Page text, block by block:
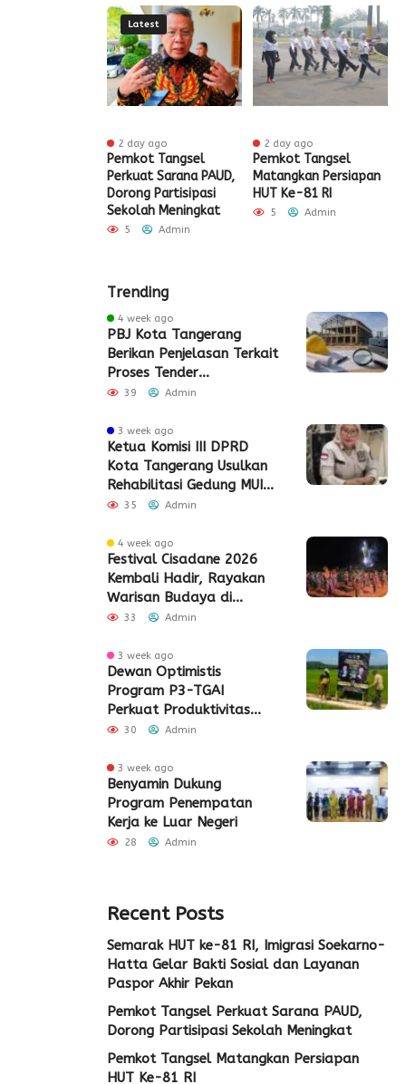
Latest
2 day ago
Pemkot Tangsel
Perkuat Sarana PAUD,
Dorong Partisipasi
Sekolah Meningkat
5 Admin
2 day ago
Pemkot Tangsel
Matangkan Persiapan
HUT Ke-81 RI
5 Admin
Trending
4 week ago
PBJ Kota Tangerang
Berikan Penjelasan Terkait
Proses Tender
Pembangunan Eks Pabrik
39 Admin
3 week ago
Ketua Komisi III DPRD
Kota Tangerang Usulkan
Rehabilitasi Gedung MUI
Periuk
35 Admin
4 week ago
Festival Cisadane 2026
Kembali Hadir, Rayakan
Warisan Budaya di
Jantung Kota Tangerang
33 Admin
3 week ago
Dewan Optimistis
Program P3-TGAI
Perkuat Produktivitas
Pertanian di Lebak
30 Admin
3 week ago
Benyamin Dukung
Program Penempatan
Kerja ke Luar Negeri
28 Admin
Recent Posts
Semarak HUT ke-81 RI, Imigrasi Soekarno-
Hatta Gelar Bakti Sosial dan Layanan
Paspor Akhir Pekan
Pemkot Tangsel Perkuat Sarana PAUD,
Dorong Partisipasi Sekolah Meningkat
Pemkot Tangsel Matangkan Persiapan
HUT Ke-81 RI